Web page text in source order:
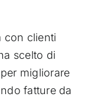
con clienti
scelto di
per migliorare
fatture da